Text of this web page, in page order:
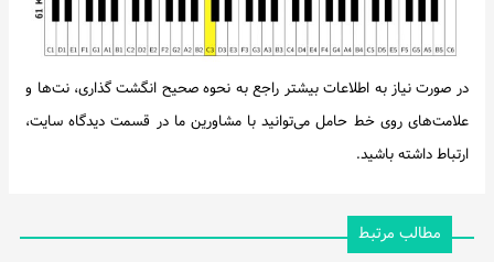
در صورت نیاز به اطلاعات بیشتر راجع به نحوه صحیح انگشت گذاری، نت‌ها و
علامت‌های روی خط حامل می‌توانید با مشاورین ما در قسمت دیدگاه سایت،
ارتباط داشته باشید.
مطالب مرتبط